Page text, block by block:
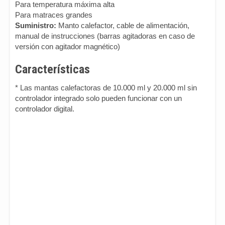
Para temperatura máxima alta
Para matraces grandes
Suministro: Manto calefactor, cable de alimentación,
manual de instrucciones (barras agitadoras en caso de
versión con agitador magnético)
Características
* Las mantas calefactoras de 10.000 ml y 20.000 ml sin
controlador integrado solo pueden funcionar con un
controlador digital.